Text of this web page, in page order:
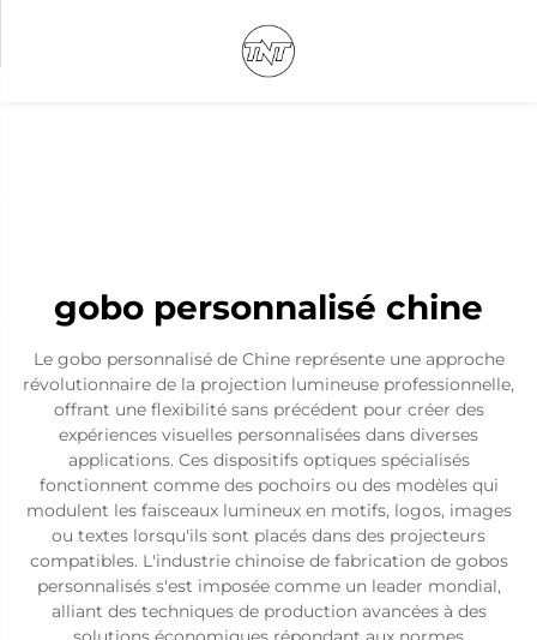
gobo personnalisé chine
Le gobo personnalisé de Chine représente une approche
révolutionnaire de la projection lumineuse professionnelle,
offrant une flexibilité sans précédent pour créer des
expériences visuelles personnalisées dans diverses
applications. Ces dispositifs optiques spécialisés
fonctionnent comme des pochoirs ou des modèles qui
modulent les faisceaux lumineux en motifs, logos, images
ou textes lorsqu'ils sont placés dans des projecteurs
compatibles. L'industrie chinoise de fabrication de gobos
personnalisés s'est imposée comme un leader mondial,
alliant des techniques de production avancées à des